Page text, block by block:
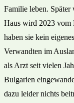
Familie leben. Später
Haus wird 2023 vom
haben sie kein
Verwandten im
als Arzt seit vielen
Bulgarien
dazu leider nichts